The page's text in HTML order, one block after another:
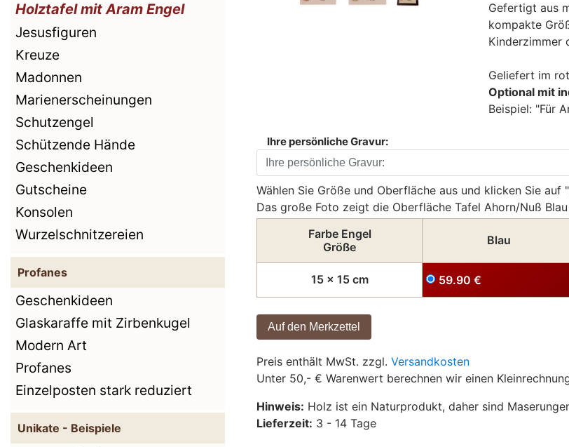
Holztafel mit Aram Engel
Jesusfiguren
Kreuze
Madonnen
Marienerscheinungen
Schutzengel
Schützende Hände
Geschenkideen
Gutscheine
Konsolen
Wurzelschnitzereien
Profanes
Geschenkideen
Glaskaraffe mit Zirbenkugel
Modern Art
Profanes
Einzelposten stark reduziert
Unikate - Beispiele
Gefertigt aus
kompakte
Kinderzimmer
Geliefert im
Optional mit
Beispiel: "Für
Ihre persönliche Gravur:
Wählen Sie Größe und Oberfläche aus und klicken Sie auf
Das große Foto zeigt die Oberfläche Tafel Ahorn/Nuß Blau
Farbe Engel
Größe
Blau
15 x 15 cm 59.90 €
Preis enthält MwSt. zzgl. Versandkosten
Unter 50,- € Warenwert berechnen wir einen
Hinweis: Holz ist ein Naturprodukt, daher sind
Lieferzeit: 3 - 14 Tage